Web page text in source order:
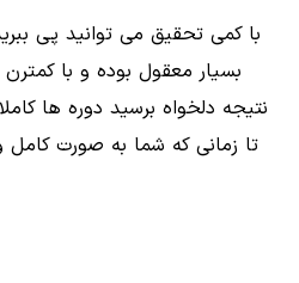
با کمی تحقیق می توانید پی
بسیار معقول بوده و با
نتیجه دلخواه برسید دوره ها
تا زمانی که شما به صورت کامل